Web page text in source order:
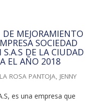
MEJORAMIENTO
SOCIEDAD
DE LA CIUDAD
EL AÑO 2018
ROSA PANTOJA, JENNY
es una empresa que